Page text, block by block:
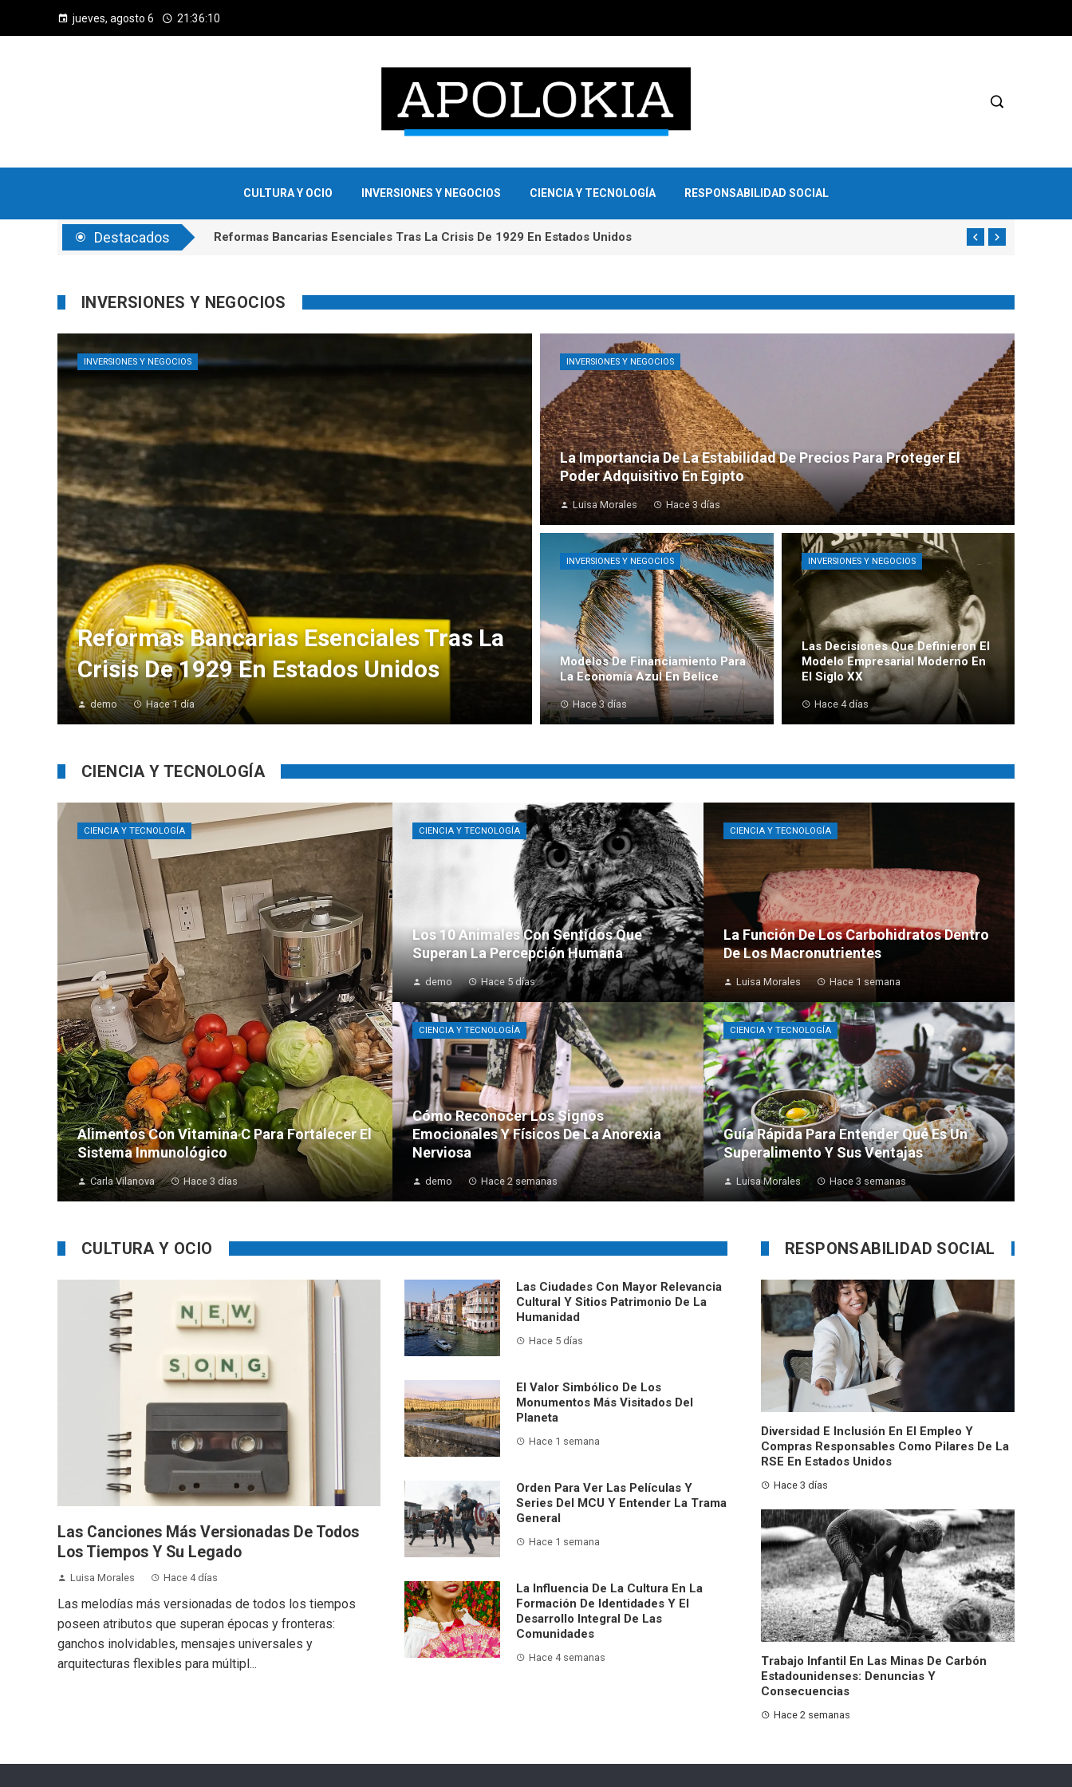
jueves, agosto 6 21:36:11
CULTURA Y OCIO INVERSIONES Y NEGOCIOS CIENCIA Y TECNOLOGÍA RESPONSABILIDAD SOCIAL
Destacados Diversidad E Inclusión En El Empleo Y Compras Responsables Como Pilares De La RSE En Estados Unidos
INVERSIONES Y NEGOCIOS
INVERSIONES Y NEGOCIOS
Reformas Bancarias Esenciales Tras La
Crisis De 1929 En Estados Unidos
demo Hace 1 día
INVERSIONES Y NEGOCIOS
La Importancia De La Estabilidad De Precios Para Proteger El
Poder Adquisitivo En Egipto
Luisa Morales Hace 3 días
INVERSIONES Y NEGOCIOS
Modelos De Financiamiento Para
La Economía Azul En Belice
Hace 3 días
INVERSIONES Y NEGOCIOS
Las Decisiones Que Definieron El
Modelo Empresarial Moderno En
El Siglo XX
Hace 4 días
CIENCIA Y TECNOLOGÍA
CIENCIA Y TECNOLOGÍA
Alimentos Con Vitamina C Para Fortalecer El
Sistema Inmunológico
Carla Vilanova Hace 3 días
CIENCIA Y TECNOLOGÍA
Los 10 Animales Con Sentidos Que
Superan La Percepción Humana
demo Hace 5 días
CIENCIA Y TECNOLOGÍA
La Función De Los Carbohidratos Dentro
De Los Macronutrientes
Luisa Morales Hace 1 semana
CIENCIA Y TECNOLOGÍA
Cómo Reconocer Los Signos
Emocionales Y Físicos De La Anorexia
Nerviosa
demo Hace 2 semanas
CIENCIA Y TECNOLOGÍA
Guía Rápida Para Entender Qué Es Un
Superalimento Y Sus Ventajas
Luisa Morales Hace 3 semanas
CULTURA Y OCIO
Las Canciones Más Versionadas De Todos
Los Tiempos Y Su Legado
Luisa Morales Hace 4 días
Las melodías más versionadas de todos los tiempos
poseen atributos que superan épocas y fronteras:
ganchos inolvidables, mensajes universales y
arquitecturas flexibles para múltipl...
Las Ciudades Con Mayor Relevancia
Cultural Y Sitios Patrimonio De La
Humanidad
Hace 5 días
El Valor Simbólico De Los
Monumentos Más Visitados Del
Planeta
Hace 1 semana
Orden Para Ver Las Películas Y
Series Del MCU Y Entender La Trama
General
Hace 1 semana
La Influencia De La Cultura En La
Formación De Identidades Y El
Desarrollo Integral De Las
Comunidades
Hace 4 semanas
RESPONSABILIDAD SOCIAL
Diversidad E Inclusión En El Empleo Y
Compras Responsables Como Pilares De La
RSE En Estados Unidos
Hace 3 días
Trabajo Infantil En Las Minas De Carbón
Estadounidenses: Denuncias Y
Consecuencias
Hace 2 semanas